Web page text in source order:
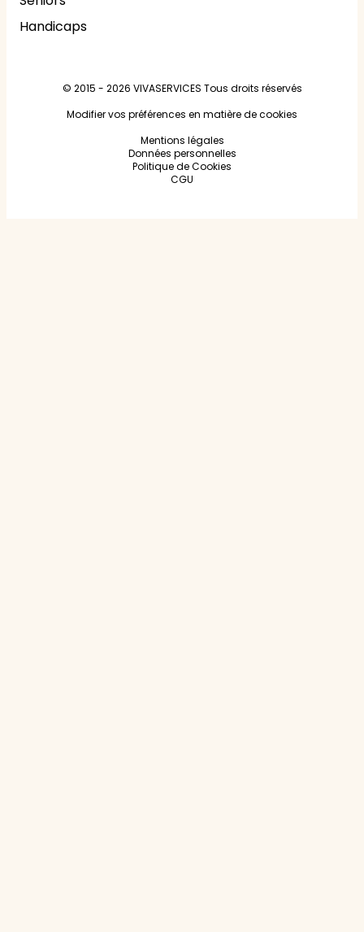
Handicaps
© 2015 - 2026 VIVASERVICES Tous droits réservés
Modifier vos préférences en matière de cookies
Mentions légales
Données personnelles
Politique de Cookies
CGU